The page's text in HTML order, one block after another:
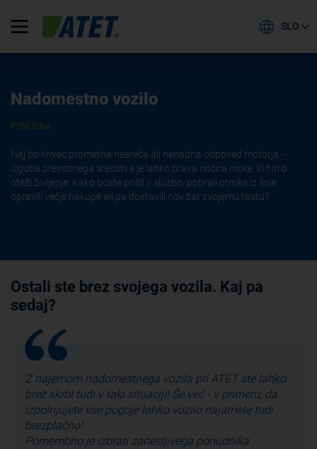
SLO
Nadomestno vozilo
Naj bo krivec prometna nesreča ali nenadna odpoved motorja -
izguba prevoznega sredstva je lahko prava nočna mora, ki hitro
oteži življenje. Kako boste prišli v službo, pobrali otroke iz šole,
opravili večje nakupe ali pa dostavili nov žar svojemu tastu?
Ostali ste brez svojega vozila. Kaj pa
sedaj?
Z najemom nadomestnega vozila pri ATET ste lahko
brez skrbi tudi v taki situaciji! Še več - v primeru, da
izpolnjujete vse pogoje lahko vozilo najamete tudi
brezplačno!
Pomembno je izbrati zanesljivega ponudnika